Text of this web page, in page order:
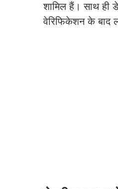
शामिल हैं। साथ ही
वेरिफिकेशन के बाद